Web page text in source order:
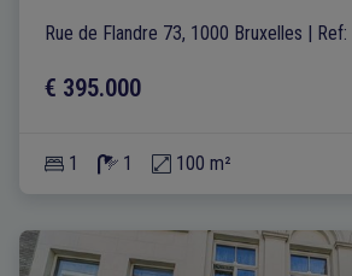
Rue de Flandre 73, 1000 Bruxelles | Ref:
€ 395.000
1 1 100 m²